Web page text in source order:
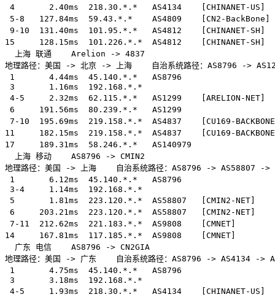
4       2.40ms  218.30.*.*   AS4134    [CHINANET-US]
5-8   127.84ms  59.43.*.*    AS4809    [CN2-
9-10  131.40ms  101.95.*.*   AS4812    [CHINANET-SH]
15     128.15ms  101.226.*.*  AS4812    [CHINANET-SH]
  上海 联通    Arelion -> 4837
地理路径：美国 -> 北京 -> 上海    自治系统路径：AS8796 ->
1       4.44ms  45.140.*.*   AS8796                      美
3       1.16ms  192.168.*.*
4-5     2.32ms  62.115.*.*   AS1299    [ARELION-NET]
6     191.56ms  80.239.*.*   AS1299                      美
7-10  195.69ms  219.158.*.*  AS4837    [CU169-
11     182.15ms  219.158.*.*  AS4837    [CU169-
17     189.31ms  58.246.*.*   AS140979
  上海 移动    AS8796 -> CMIN2
地理路径：美国 -> 上海    自治系统路径：AS8796 -> AS58807 -
1       6.12ms  45.140.*.*   AS8796                      美
3-4     1.14ms  192.168.*.*
5       1.81ms  223.120.*.*  AS58807   [CMIN2-NET]
6     203.21ms  223.120.*.*  AS58807   [CMIN2-NET]
7-11  212.62ms  221.183.*.*  AS9808    [CMNET]
14     167.81ms  117.185.*.*  AS9808    [CMNET]
  广东 电信    AS8796 -> CN2GIA
地理路径：美国 -> 广东    自治系统路径：AS8796 -> AS4134 ->
1       4.75ms  45.140.*.*   AS8796                      美
3       3.18ms  192.168.*.*
4-5     1.93ms  218.30.*.*   AS4134    [CHINANET-US]